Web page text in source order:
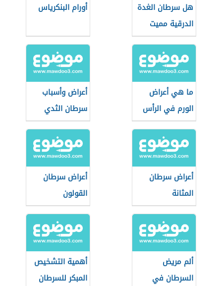
هل سرطان الغدة
الدرقية مميت
أورام البنكرياس
ما هي أعراض
الورم في الرأس
أعراض وأسباب
سرطان الثدي
أعراض سرطان
المثانة
أعراض سرطان
القولون
ألم مريض
السرطان في
أهمية التشخيص
المبكر للسرطان